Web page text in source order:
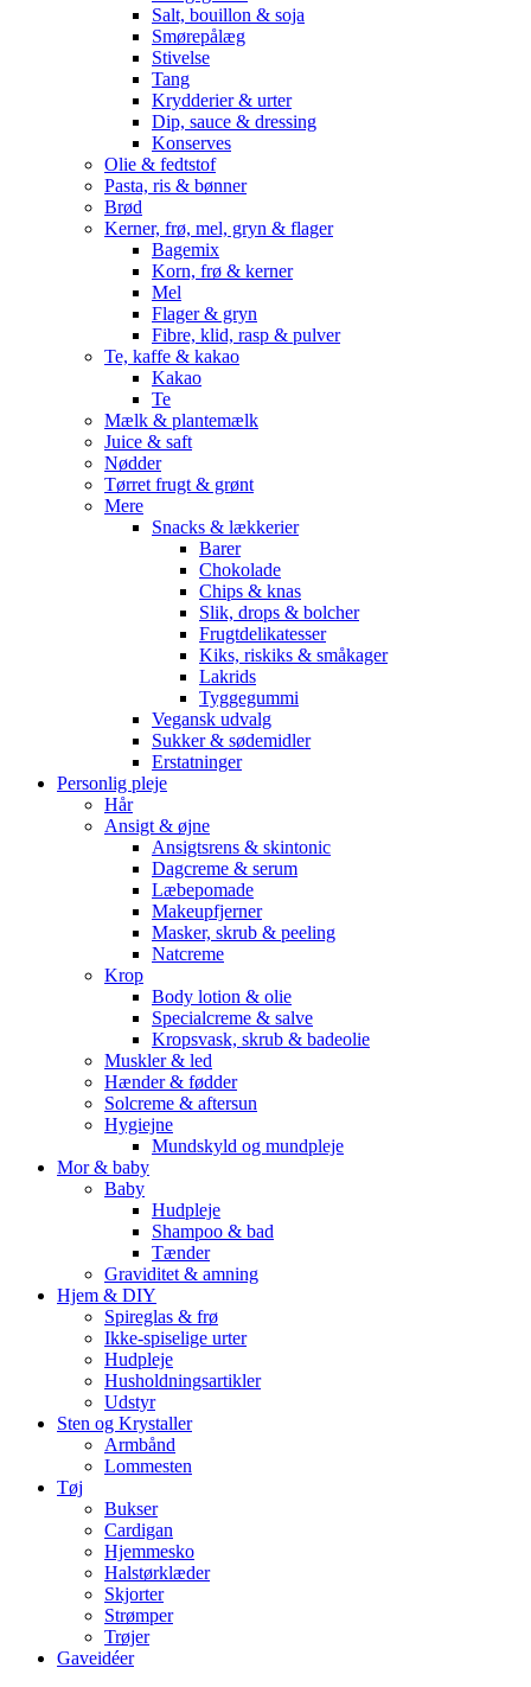
Salt, bouillon & soja
Smørepålæg
Stivelse
Tang
Krydderier & urter
Dip, sauce & dressing
Konserves
Olie & fedtstof
Pasta, ris & bønner
Brød
Kerner, frø, mel, gryn & flager
Bagemix
Korn, frø & kerner
Mel
Flager & gryn
Fibre, klid, rasp & pulver
Te, kaffe & kakao
Kakao
Te
Mælk & plantemælk
Juice & saft
Nødder
Tørret frugt & grønt
Mere
Snacks & lækkerier
Barer
Chokolade
Chips & knas
Slik, drops & bolcher
Frugtdelikatesser
Kiks, riskiks & småkager
Lakrids
Tyggegummi
Vegansk udvalg
Sukker & sødemidler
Erstatninger
Personlig pleje
Hår
Ansigt & øjne
Ansigtsrens & skintonic
Dagcreme & serum
Læbepomade
Makeupfjerner
Masker, skrub & peeling
Natcreme
Krop
Body lotion & olie
Specialcreme & salve
Kropsvask, skrub & badeolie
Muskler & led
Hænder & fødder
Solcreme & aftersun
Hygiejne
Mundskyld og mundpleje
Mor & baby
Baby
Hudpleje
Shampoo & bad
Tænder
Graviditet & amning
Hjem & DIY
Spireglas & frø
Ikke-spiselige urter
Hudpleje
Husholdningsartikler
Udstyr
Sten og Krystaller
Armbånd
Lommesten
Tøj
Bukser
Cardigan
Hjemmesko
Halstørklæder
Skjorter
Strømper
Trøjer
Gaveidéer